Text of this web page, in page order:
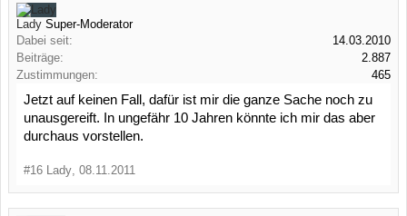
Lady Super-Moderator
Dabei seit:
14.03.2010
Beiträge:
2.887
Zustimmungen:
465
Jetzt auf keinen Fall, dafür ist mir die ganze Sache noch zu
unausgereift. In ungefähr 10 Jahren könnte ich mir das aber
durchaus vorstellen.
#16 Lady 08.11.2011